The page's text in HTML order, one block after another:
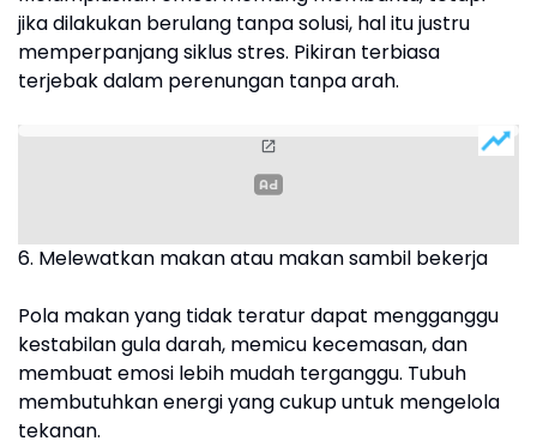
jika dilakukan berulang tanpa solusi, hal itu justru
memperpanjang siklus stres. Pikiran terbiasa
terjebak dalam perenungan tanpa arah.
6. Melewatkan makan atau makan sambil bekerja
Pola makan yang tidak teratur dapat mengganggu
kestabilan gula darah, memicu kecemasan, dan
membuat emosi lebih mudah terganggu. Tubuh
membutuhkan energi yang cukup untuk mengelola
tekanan.